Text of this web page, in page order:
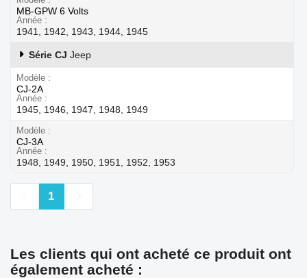
MB-GPW 6 Volts
Année
1941, 1942, 1943, 1944, 1945
Série CJ Jeep
Modèle
CJ-2A
Année
1945, 1946, 1947, 1948, 1949
Modèle
CJ-3A
Année
1948, 1949, 1950, 1951, 1952, 1953
Précédent
1
Les clients qui ont acheté ce produit ont
également acheté :